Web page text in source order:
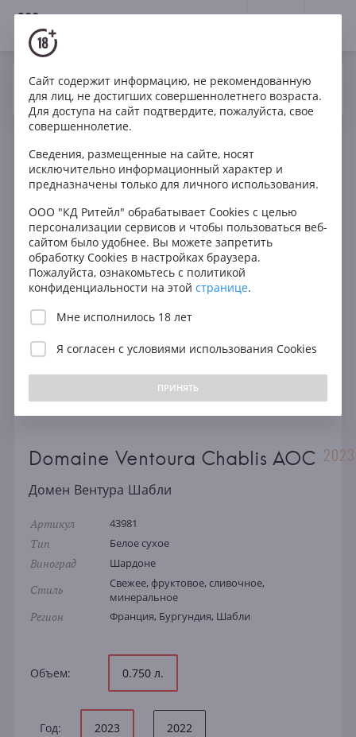
18+
Ваш город Москва ? Да
Вино Белое Сухое
Франция
Domaine Ventoura Chablis AOC
Domaine Ventoura Chablis AOC 2023
Домен Вентура Шабли
Артикул 43981
Тип Белое сухое
Виноград Шардоне
Стиль
Свежее, фруктовое, сливочное,
минеральное
Регион Франция, Бургундия, Шабли
Объем: 0.750 л.
Год: 2023 2022
Сайт содержит информацию, не рекомендованную
для лиц, не достигших совершеннолетнего возраста.
Для доступа на сайт подтвердите, пожалуйста, свое
совершеннолетие.
Сведения, размещенные на сайте, носят
исключительно информационный характер и
предназначены только для личного использования.
ООО "КД Ритейл" обрабатывает Cookies с целью
персонализации сервисов и чтобы пользоваться веб-
сайтом было удобнее. Вы можете запретить
обработку Cookies в настройках браузера.
Пожалуйста, ознакомьтесь с политикой
конфиденциальности на этой странице.
Мне исполнилось 18 лет
Я согласен с условиями использования Cookies
ПРИНЯТЬ